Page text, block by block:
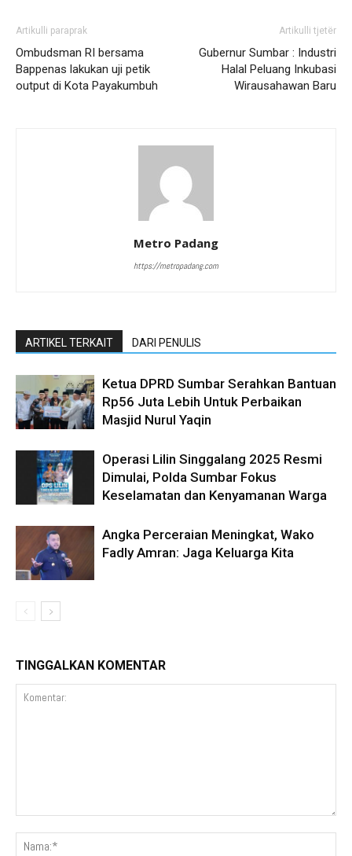
Artikulli paraprak
Ombudsman RI bersama
Bappenas lakukan uji petik
output di Kota Payakumbuh
Artikulli tjetër
Gubernur Sumbar : Industri
Halal Peluang Inkubasi
Wirausahawan Baru
Metro Padang
https://metropadang.com
ARTIKEL TERKAIT DARI PENULIS
Ketua DPRD Sumbar Serahkan Bantuan
Rp56 Juta Lebih Untuk Perbaikan
Masjid Nurul Yaqin
Operasi Lilin Singgalang 2025 Resmi
Dimulai, Polda Sumbar Fokus
Keselamatan dan Kenyamanan Warga
Angka Perceraian Meningkat, Wako
Fadly Amran: Jaga Keluarga Kita
TINGGALKAN KOMENTAR